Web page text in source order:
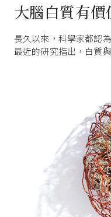
大腦白質有價
長久以來，科學家都認
最近的研究指出，白質